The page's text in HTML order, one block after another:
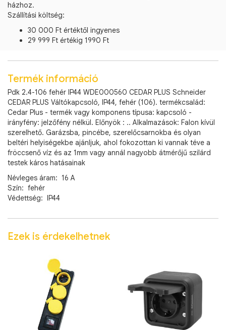
házhoz.
Szállítási költség:
30 000 Ft értéktől ingyenes
29 999 Ft értékig 1990 Ft
Termék információ
Pdk 2.4-106 fehér IP44 WDE000560 CEDAR PLUS Schneider
CEDAR PLUS Váltókapcsoló, IP44, fehér (106). termékcsalád:
Cedar Plus - termék vagy komponens típusa: kapcsoló -
irányfény: jelzőfény nélkül. Előnyök : .. Alkalmazások: Falon kívül
szerelhető. Garázsba, pincébe, szerelőcsarnokba és olyan
beltéri helyiségekbe ajánljuk, ahol fokozottan ki vannak téve a
fröccsenő víz és az 1mm vagy annál nagyobb átmérőjű szilárd
testek káros hatásainak
Névleges áram: 16 A
Szín: fehér
Védettség: IP44
Ezek is érdekelhetnek